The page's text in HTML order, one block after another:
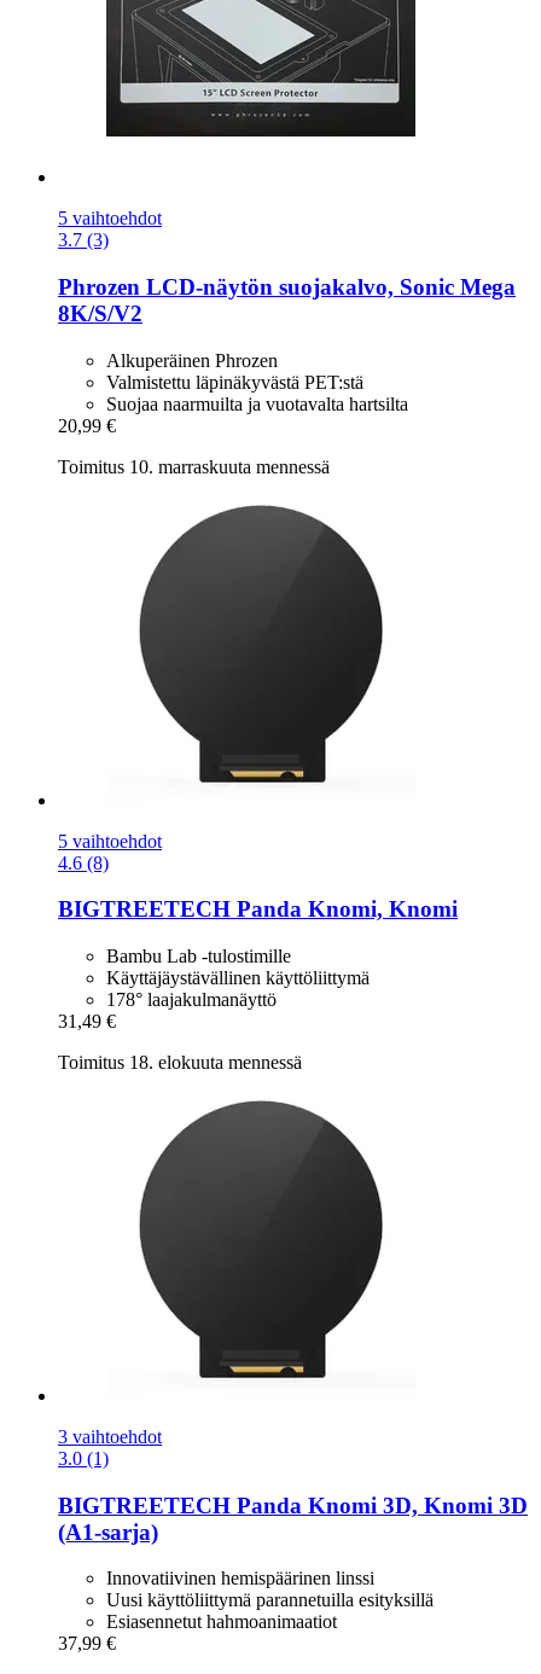
5 vaihtoehdot
3.7 (3)
Phrozen LCD-​näytön suojakalvo, Sonic Mega
8K/S/V2
Alkuperäinen Phrozen
Valmistettu läpinäkyvästä PET:stä
Suojaa naarmuilta ja vuotavalta hartsilta
20,99 €
Toimitus 10. marraskuuta mennessä
5 vaihtoehdot
4.6 (8)
BIGTREETECH Panda Knomi, Knomi
Bambu Lab -tulostimille
Käyttäjäystävällinen käyttöliittymä
178° laajakulmanäyttö
31,49 €
Toimitus 18. elokuuta mennessä
3 vaihtoehdot
3.0 (1)
BIGTREETECH Panda Knomi 3D, Knomi 3D
(A1-​sarja)
Innovatiivinen hemispäärinen linssi
Uusi käyttöliittymä parannetuilla esityksillä
Esiasennetut hahmoanimaatiot
37,99 €